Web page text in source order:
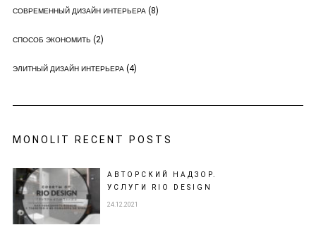
СОВРЕМЕННЫЙ ДИЗАЙН ИНТЕРЬЕРА(8)
СПОСОБ ЭКОНОМИТЬ (2)
ЭЛИТНЫЙ ДИЗАЙН ИНТЕРЬЕРА(4)
MONOLIT RECENT POSTS
АВТОРСКИЙ НАДЗОР.
УСЛУГИ RIO DESIGN
24.12.2021